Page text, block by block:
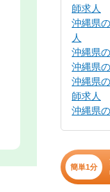
師求人
沖縄県
人
沖縄県
沖縄県
沖縄県
師求人
沖縄県
簡単1分